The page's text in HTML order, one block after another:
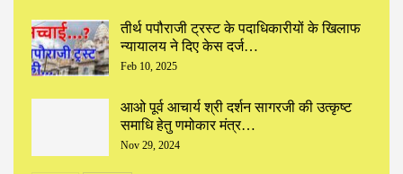
तीर्थ पपौराजी ट्रस्ट के पदाधिकारीयों के खिलाफ
न्यायालय ने दिए केस दर्ज…
Feb 10, 2025
आओ पूर्व आचार्य श्री दर्शन सागरजी की उत्कृष्ट
समाधि हेतु णमोकार मंत्र…
Nov 29, 2024